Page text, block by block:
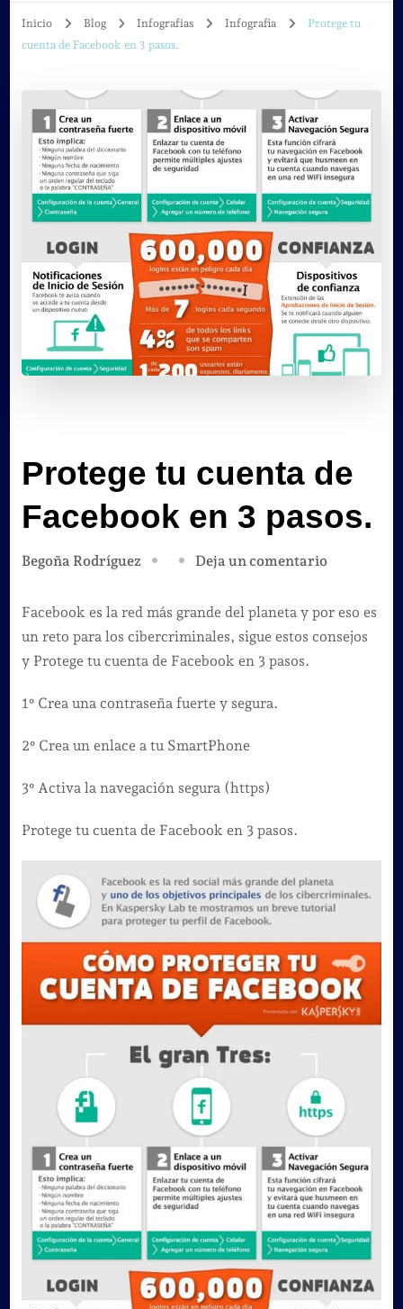
Inicio Blog Infografías Infografia
Protege tu
cuenta de Facebook en 3 pasos.
Protege tu cuenta de
Facebook en 3 pasos.
Begoña Rodríguez Deja un comentarioen
tu
cuenta
Facebook es la red más grande del planeta y por eso es
un reto para los cibercriminales, sigue estos consejos
y Protege tu cuenta de Facebook en 3 pasos.
1º Crea una contraseña fuerte y segura.
2º Crea un enlace a tu SmartPhone
3º Activa la navegación segura (https)
Protege tu cuenta de Facebook en 3 pasos.